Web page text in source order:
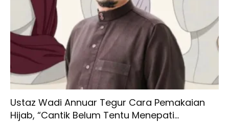
Ustaz Wadi Annuar Tegur Cara Pemakaian
Hijab, “Cantik Belum Tentu Menepati...